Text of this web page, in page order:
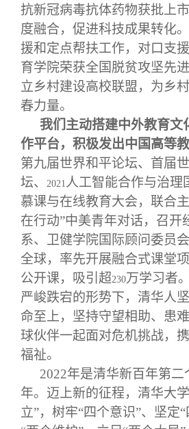
抗新冠病毒抗体药物获批上
度融合，促进科技成果转化
援和定点帮扶工作，对口支
育学院荣获全国脱贫攻坚先
立乡村建设高校联盟，为乡
春力量。
我们主动搭建中外教育文
作平台，积极发出中国高等教
第九届世界和平论坛、首届
坛、
2021 人工智能合作与治理
慕课与在线教育大会，联合
在行动”中美青年对话，召开
系、卫健学院国际顾问委员
全球，率先开展融合式课堂
公开课，吸引超230万学习者
严峻跌宕的形势下，清华人
命至上，坚持守望相助、患
球伙伴一起面对危机挑战，
福祉。
2022年是清华新百年第二
年。迈上新的征程，清华大
立”，树牢“四个意识”、坚定